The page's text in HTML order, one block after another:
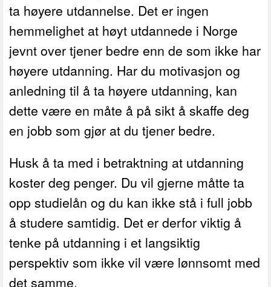
ta høyere utdannelse. Det er ingen
hemmelighet at høyt utdannede i Norge
jevnt over tjener bedre enn de som ikke har
høyere utdanning. Har du motivasjon og
anledning til å ta høyere utdanning, kan
dette være en måte å på sikt å skaffe deg
en jobb som gjør at du tjener bedre.
Husk å ta med i betraktning at utdanning
koster deg penger. Du vil gjerne måtte ta
opp studielån og du kan ikke stå i full jobb
å studere samtidig. Det er derfor viktig å
tenke på utdanning i et langsiktig
perspektiv som ikke vil være lønnsomt med
det samme.